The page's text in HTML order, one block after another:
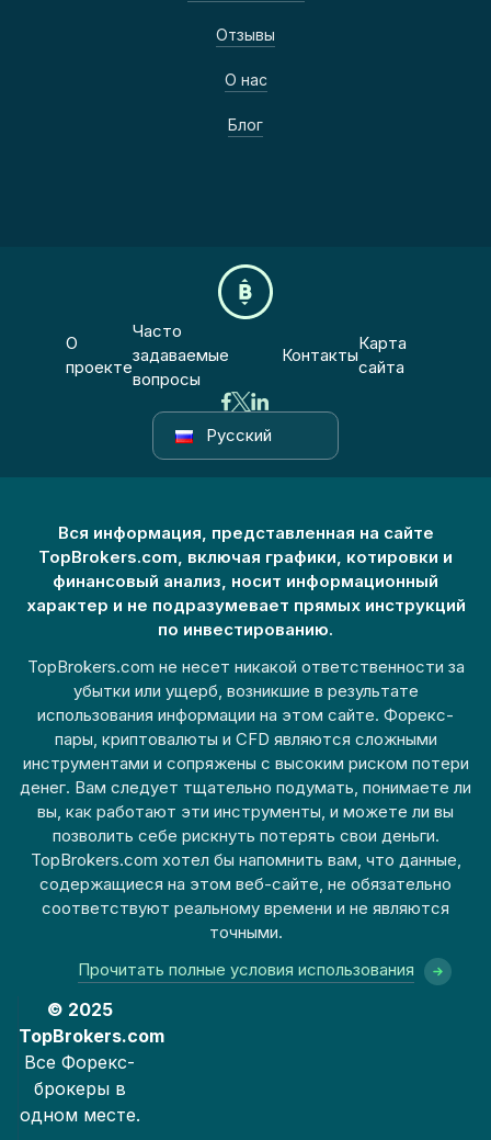
Отзывы
О нас
Блог
О
проекте
Часто
задаваемые
вопросы
Контакты
Карта
сайта
Русский
Вся информация, представленная на сайте
TopBrokers.com, включая графики, котировки и
финансовый анализ, носит информационный
характер и не подразумевает прямых инструкций
по инвестированию.
TopBrokers.com не несет никакой ответственности за
убытки или ущерб, возникшие в результате
использования информации на этом сайте. Форекс-
пары, криптовалюты и CFD являются сложными
инструментами и сопряжены с высоким риском потери
денег. Вам следует тщательно подумать, понимаете ли
вы, как работают эти инструменты, и можете ли вы
позволить себе рискнуть потерять свои деньги.
TopBrokers.com хотел бы напомнить вам, что данные,
содержащиеся на этом веб-сайте, не обязательно
соответствуют реальному времени и не являются
точными.
Прочитать полные условия использования
© 2025
TopBrokers.com
Все Форекс-
брокеры в
одном месте.